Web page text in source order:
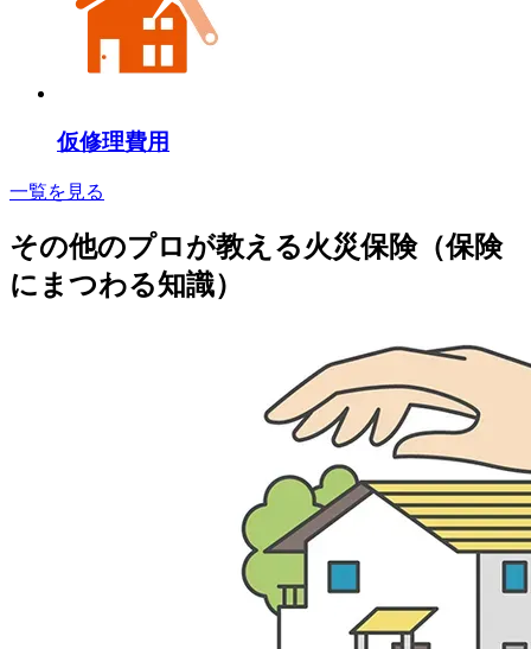
仮修理費用
一覧を見る
その他のプロが教える火災保険（保険
にまつわる知識）